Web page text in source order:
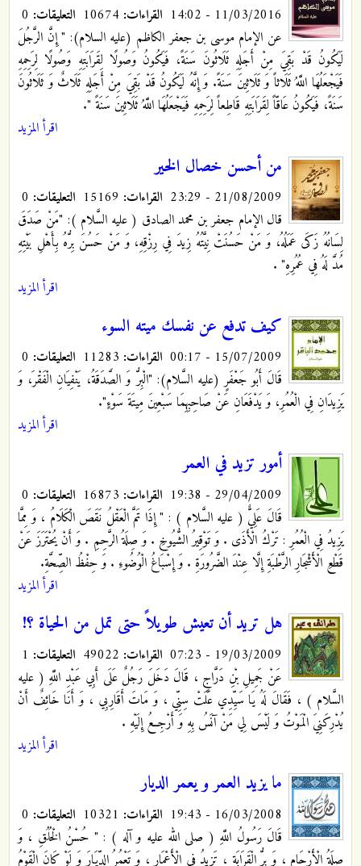
11/03/2016 - 14:02 القراءات: التعليقات:
عن الإمام موسى بن جعفر الكاظم (عليه السلام): " إِنَّ الرَّجُلَ
لَيَكُونُ قَدْ بَقِيَ مِنْ أَجَلِهِ ثَلَاثُونَ سَنَةً، فَيَكُونُ وَصُولًا لِقَرَابَتِهِ وَصُولًا لِرَحِمِهِ
فَيَجْعَلُهَا اللَّهُ ثَلَاثاً وَ ثَلَاثِينَ سَنَةً. وَ إِنَّهُ لَيَكُونُ قَدْ بَقِيَ مِنْ أَجَلِهِ ثَلَاثٌ وَ ثَلَاثُونَ
سَنَةً، فَيَكُونُ عَاقّاً لِقَرَابَتِهِ قَاطِعاً لِرَحِمِهِ فَيَجْعَلُهَا اللَّهُ ثَلَاثِينَ سَنَةً ".
اقرأ المزيد
من أحسن خصال الخير
21/08/2009 - 23:29 القراءات: التعليقات:
قال الإمام جعفر بن محمد الصادق ( عليه السَّلام ): "مَنْ صَدَقَ
لِسَانُهُ زَكَى عَمَلُهُ، وَ مَنْ حَسُنَتْ نِيَّتُهُ زِيدَ فِي رِزْقِهِ، وَ مَنْ حَسُنَ بِرُّهُ بِأَهْلِ بَيْتِهِ
مُدَّ لَهُ فِي عُمُرِهِ" .
اقرأ المزيد
كيف تدفع عن نفسك ميته السوء
15/07/2009 - 00:17 القراءات: التعليقات:
قَالَ أَبُو جَعْفَرٍ (عليه السَّلام): "الْبِرُّ وَ الصَّدَقَةُ، يَنْفِيَانِ الْفَقْرَ، وَ
يَزِيدَانِ فِي الْعُمُرِ، وَ يَدْفَعَانِ عَنْ صَاحِبِهِمَا سَبْعِينَ مِيتَةَ سَوْءٍ".
اقرأ المزيد
أمور تزيد في العمر
29/04/2009 - 19:38 القراءات: التعليقات:
قَالَ عَلِيٌّ ( عليه السَّلام ) : " إِذَا تَمَّ الْعَقْلُ نَقَصَ الْكَلَامُ ، وَ مِمَّا
يَزِيدُ فِي الْعُمُرِ : تَرْكُ الْأَذَى . وَ تَوْقِيرُ الشُّيُوخِ . وَ صِلَةُ الرَّحِمِ . وَ أَنْ يُحْتَرَزَ عَنْ
قَطْعِ الْأَشْجَارِ الرَّطْبَةِ إِلَّا عِنْدَ الضَّرُورَةِ . وَ إِسْبَاغُ الْوُضُوءِ . وَ حِفْظُ الصِّحَّةِ.
اقرأ المزيد
هل تريد أن تعيش طويلاً حتى تمل من الحياة ؟!
19/03/2009 - 07:23 القراءات: التعليقات:
عَنْ جَمِيلِ بْنِ دَرَّاجٍ ، قَالَ دَخَلَ رَجُلٌ عَلَى أَبِي عَبْدِ اللَّهِ ( عليه
السَّلام ) ، فَقَالَ لَهُ يَا سَيِّدِي‏ عَلَتْ سِنِّي ، وَ مَاتَ أَقَارِبِي ، وَ أَنَا خَائِفٌ أَنْ
يُدْرِكَنِيَ الْمَوْتُ وَ لَيْسَ لِي مَنْ آنَسُ بِهِ وَ أَرْجِعُ إِلَيْهِ .
اقرأ المزيد
ما يزيد العمر و يعمر الديار
16/03/2008 - 19:43 القراءات: التعليقات:
قَالَ رَسُولُ اللَّهِ ( صلى الله عليه و آله ) : " حُسْنُ الْخُلُقِ ، وَ
صِلَةُ الْأَرْحَامِ ، وَ بِرُّ الْقَرَابَةِ ، تَزِيدُ فِي الْأَعْمَارِ ، وَ تَعْمُرُ الدِّيَارَ وَ لَوْ كَانَ الْقَوْمُ